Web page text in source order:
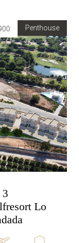
Penthouse
Lo